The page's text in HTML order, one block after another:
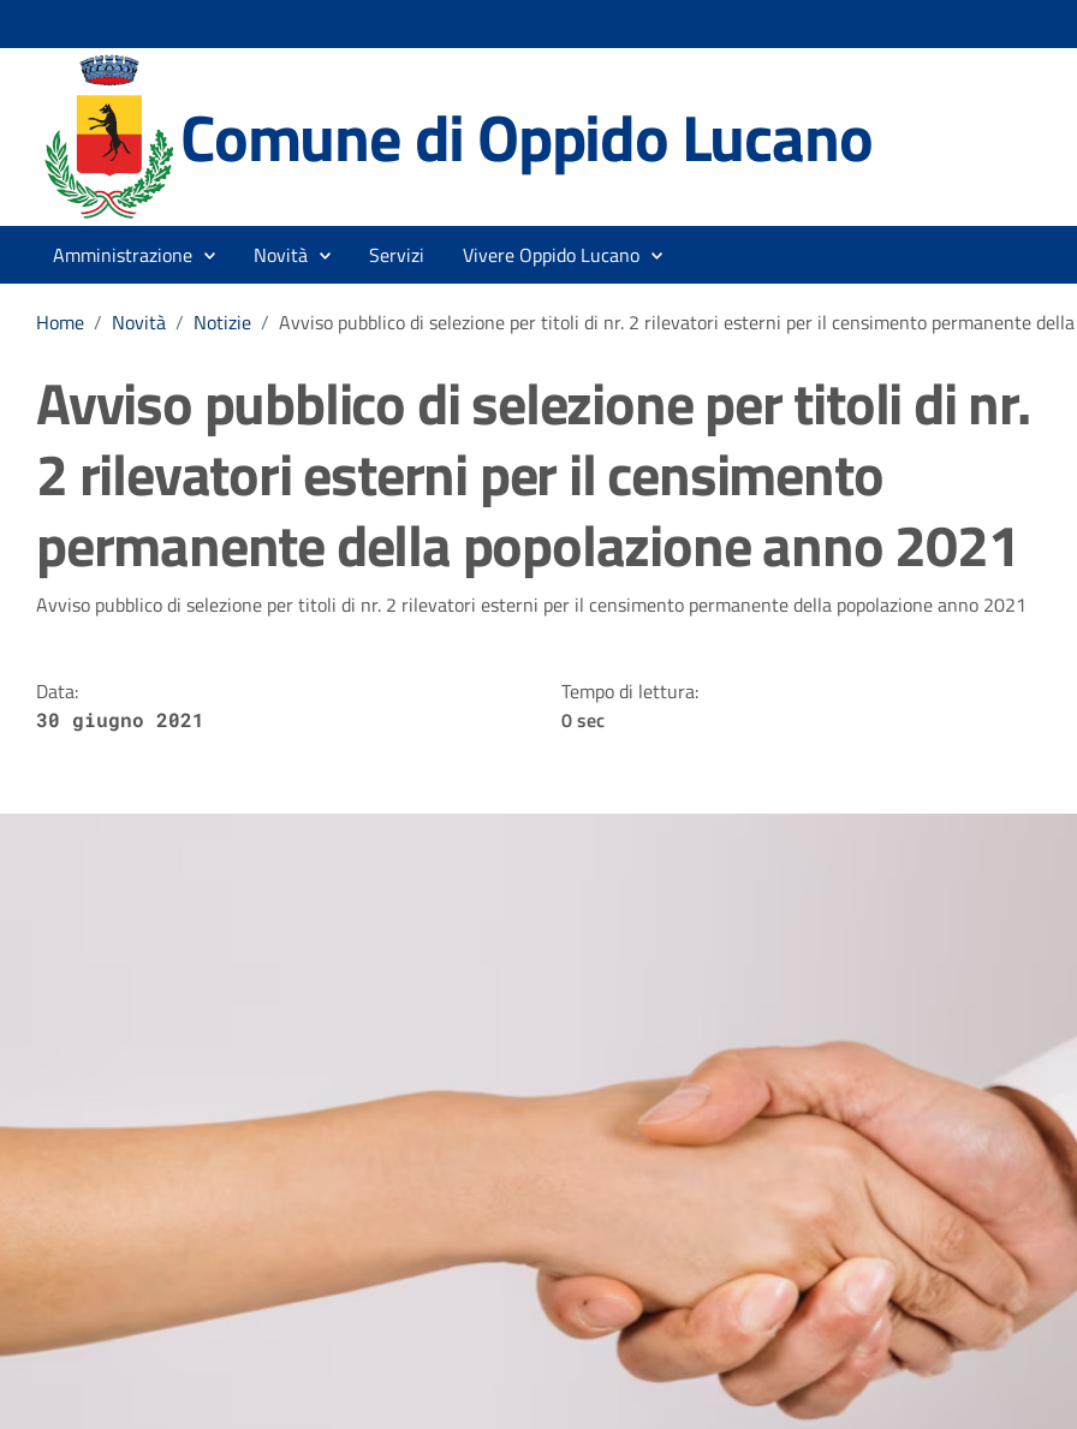
Comune di Oppido Lucano
Amministrazione Novità Servizi Vivere Oppido Lucano
Home / Novità / Notizie / Avviso pubblico di selezione per titoli di nr. 2 rilevatori esterni per il censimento permanente
Avviso pubblico di selezione per titoli di nr.
2 rilevatori esterni per il censimento
permanente della popolazione anno 2021
Dettagli della notizia
Avviso pubblico di selezione per titoli di nr. 2 rilevatori esterni per il censimento permanente della popolazione anno 2021
Data:
30 giugno 2021
Tempo di lettura:
0 sec